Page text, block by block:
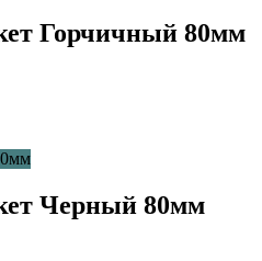
Горчичный 80мм
Черный 80мм